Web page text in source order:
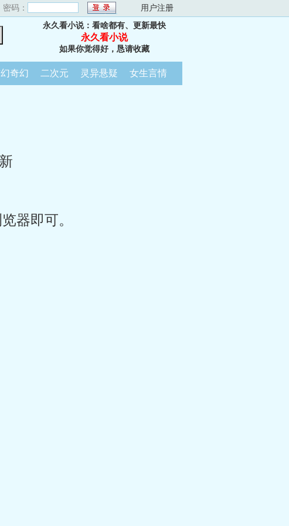
密码： 用户注册
永久看小说：看啥都有、更新最快
永久看小说
如果你觉得好，恳请收藏
奇幻 二次元 灵异悬疑 女生言情
器即可。